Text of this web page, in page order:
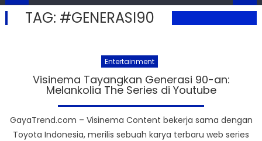
TAG: #GENERASI90
Entertainment
Visinema Tayangkan Generasi 90-an:
Melankolia The Series di Youtube
GayaTrend.com – Visinema Content bekerja sama dengan
Toyota Indonesia, merilis sebuah karya terbaru web series